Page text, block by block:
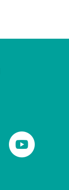
Canal YouTube